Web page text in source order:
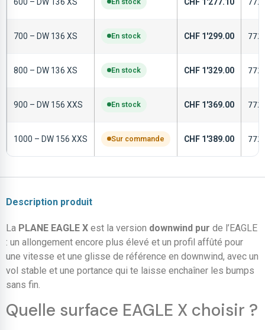
700 – DW 136 XS En stock CHF 1'299.00
800 – DW 136 XS En stock CHF 1'329.00
900 – DW 156 XXS En stock CHF 1'369.00
1000 – DW 156 XXS Sur commande CHF 1'389.00
Description produit
La PLANE EAGLE X est la version downwind pur de l’EAGLE
: un allongement encore plus élevé et un profil affûté pour
une vitesse et une glisse de référence en downwind, avec un
vol stable et une portance qui te laisse enchaîner les bumps
sans fin.
Quelle surface EAGLE X choisir ?